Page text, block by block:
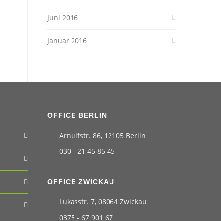
Juni 2016
Januar 2016
OFFICE BERLIN
Arnulfstr. 86, 12105 Berlin
030 - 21 45 85 45
OFFICE ZWICKAU
Lukasstr. 7, 08064 Zwickau
0375 - 67 901 67